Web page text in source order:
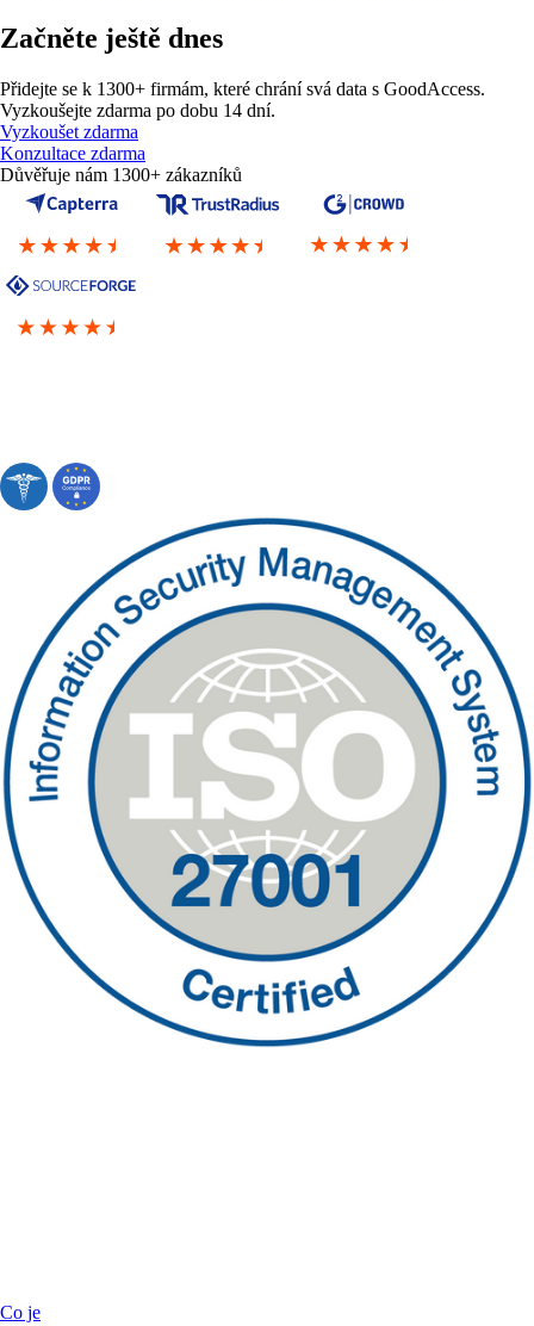
Začněte ještě dnes
Přidejte se k 1300+ firmám, které chrání svá data s GoodAccess.
Vyzkoušejte zdarma po dobu 14 dní.
Vyzkoušet zdarma
Konzultace zdarma
Důvěřuje nám 1300+ zákazníků
Co je